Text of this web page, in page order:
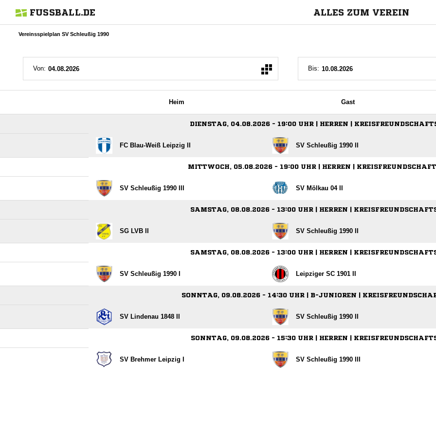
FUSSBALL.DE ALLES ZUM VEREIN
Vereinsspielplan SV Schleußig 1990
Von: Bis:
Heim Gast
DIENSTAG, 04.08.2026 - 19:00 UHR | HERREN |
FC Blau-Weiß Leipzig II SV Schleußig 1990 II
MITTWOCH, 05.08.2026 - 19:00 UHR | HERREN |
SV Schleußig 1990 III SV Mölkau 04 II
SAMSTAG, 08.08.2026 - 13:00 UHR | HERREN |
SG LVB II SV Schleußig 1990 II
SAMSTAG, 08.08.2026 - 13:00 UHR | HERREN |
SV Schleußig 1990 I Leipziger SC 1901 II
SONNTAG, 09.08.2026 - 14:30 UHR | B-JUNIOREN |
SV Lindenau 1848 II SV Schleußig 1990 II
SONNTAG, 09.08.2026 - 15:30 UHR | HERREN |
SV Brehmer Leipzig I SV Schleußig 1990 III